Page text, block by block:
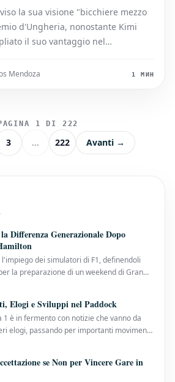
la sua visione "bicchiere mezzo
d'Ungheria, nonostante Kimi
il suo vantaggio nel
l'italiano guidava il
Mendoza 1 МИН
1 DI 222
3 ... 222 Avanti →
Differenza Generazionale Dopo
dei simulatori di F1, definendoli
la preparazione di un weekend di Gran
arriva dopo che Lewis Hamilton, all'inizio
Elogi e Sviluppi nel Paddock
è in fermento con notizie che vanno da
elogi, passando per importanti movimenti
Lagrue Saluta la Mercedes Dopo un
h
se Non per Vincere Gare in